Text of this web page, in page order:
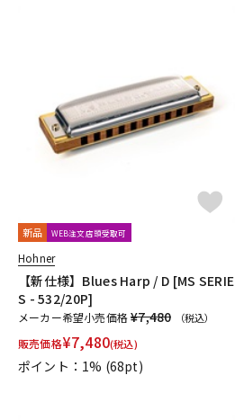
新品 WEB注文店頭受取可
Hohner
【新仕様】Blues Harp / D [MS SERIE
S - 532/20P]
メーカー希望小売価格¥7,480 （税込）
販売価格¥7,480(税込)
ポイント：1% (68pt)